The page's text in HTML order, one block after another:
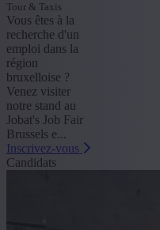
Tour & Taxis
Vous êtes à la
recherche d'un
emploi dans la
région
bruxelloise ?
Venez visiter
notre stand au
Jobat's Job Fair
Brussels e...
Inscrivez-vous
Candidats